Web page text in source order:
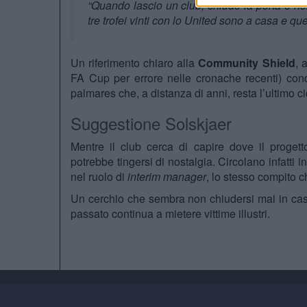
“Quando lascio un club, chiudo la porta e
tre trofei vinti con lo United sono a casa e
Un riferimento chiaro alla Community Shield,
FA Cup per errore nelle cronache recenti)
palmares che, a distanza di anni, resta l’ultimo
Suggestione Solskjaer
Mentre il club cerca di capire dove il
potrebbe tingersi di nostalgia. Circolano infatti
nel ruolo di interim manager, lo stesso compito
Un cerchio che sembra non chiudersi mai in
passato continua a mietere vittime illustri.